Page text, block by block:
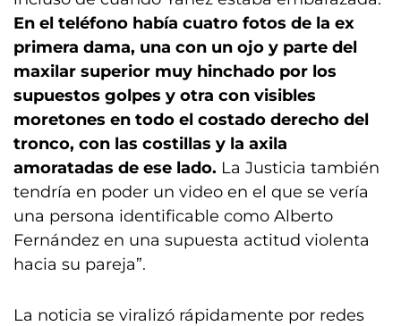
En el teléfono había cuatro fotos de la ex
primera dama, una con un ojo y parte del
maxilar superior muy hinchado por los
supuestos golpes y otra con visibles
moretones en todo el costado derecho del
tronco, con las costillas y la axila
amoratadas de ese lado. La Justicia también
tendría en poder un video en el que se vería
una persona identificable como Alberto
Fernández en una supuesta actitud violenta
hacia su pareja”.
La noticia se viralizó rápidamente por redes